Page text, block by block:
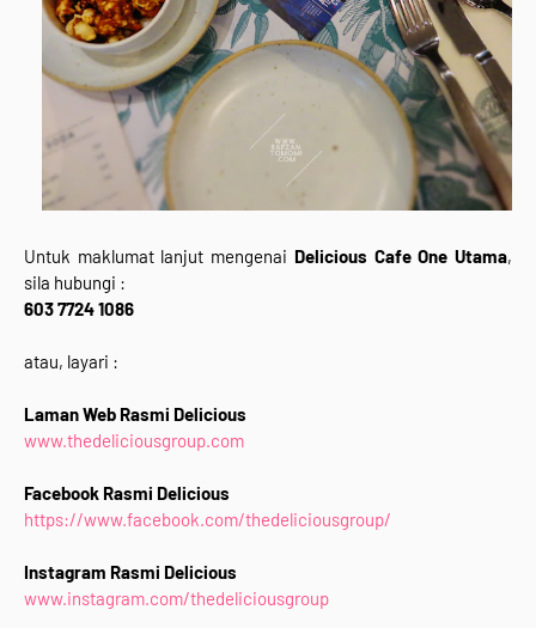
Untuk maklumat lanjut mengenai Delicious Cafe One Utama,
sila hubungi :
603 7724 1086
atau, layari :
Laman Web Rasmi Delicious
www.thedeliciousgroup.com
Facebook Rasmi Delicious
https://www.facebook.com/thedeliciousgroup/
Instagram Rasmi Delicious
www.instagram.com/thedeliciousgroup